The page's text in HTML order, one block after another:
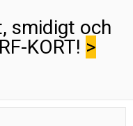
smidigt och
KORT! >